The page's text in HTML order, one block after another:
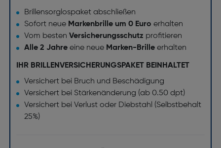
Brillensorglospaket abschließen
Sofort neue Markenbrille um 0 Euro erhalten
Vom besten Versicherungsschutz profitieren
Alle 2 Jahreeine neue Marken-Brille erhalten
IHR BRILLENVERSICHERUNGSPAKET BEINHALTET
Versichert bei Bruch und Beschädigung
Versichert bei Stärkenänderung (ab 0.50 dpt)
Versichert bei Verlust oder Diebstahl (Selbstbehalt
25%)